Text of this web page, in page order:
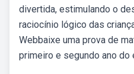
divertida, estimulando o
raciocínio lógico das
Webbaixe uma prova de
primeiro e segundo ano do